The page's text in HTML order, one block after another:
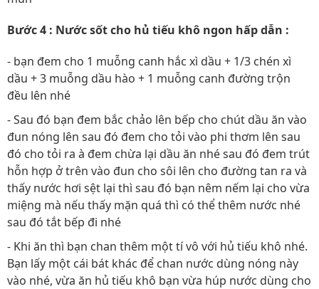
Bước 4 : Nước sốt cho hủ tiếu khô ngon hấp dẫn :
- bạn đem cho 1 muỗng canh hắc xì dầu + 1/3 chén xì
dầu + 3 muỗng dầu hào + 1 muỗng canh đường trộn
đều lên nhé
- Sau đó bạn đem bắc chảo lên bếp cho chút dầu ăn vào
đun nóng lên sau đó đem cho tỏi vào phi thơm lên sau
đó cho tỏi ra à đem chừa lại dầu ăn nhé sau đó đem trút
hỗn hợp ở trên vào đun cho sôi lên cho đường tan ra và
thấy nước hơi sệt lại thì sau đó bạn nêm nếm lại cho vừa
miệng mà nếu thấy mặn quá thì có thể thêm nước nhé
sau đó tắt bếp đi nhé
- Khi ăn thì bạn chan thêm một tí vô với hủ tiếu khô nhé.
Bạn lấy một cái bát khác để chan nước dùng nóng này
vào nhé, vừa ăn hủ tiếu khô bạn vừa húp nước dùng cho